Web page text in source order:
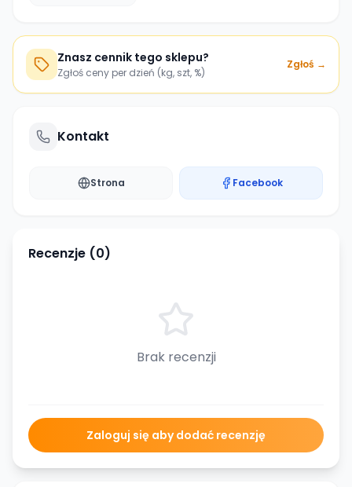
Znasz cennik tego sklepu?
Zgłoś ceny per dzień (kg, szt, %)
Zgłoś →
Kontakt
Strona Facebook
Recenzje (0)
Brak recenzji
Zaloguj się aby dodać recenzję